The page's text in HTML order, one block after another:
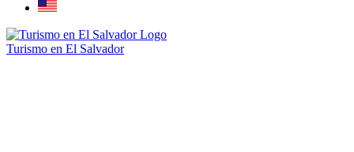
Turismo en El Salvador